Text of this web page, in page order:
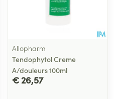
Allopharm
Tendophytol Creme
A/douleurs 100ml
€ 26,57